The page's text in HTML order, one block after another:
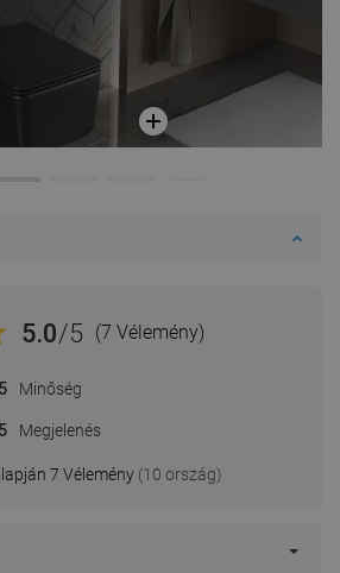
5.0/5 (7 Vélemény)
7 Vélemény (10 ország)
Minőség
Megjelenés